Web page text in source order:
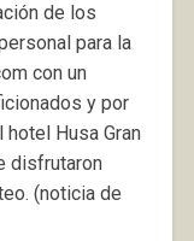
de los
para la
con un
y por
hotel Husa Gran
disfrutaron
(noticia de